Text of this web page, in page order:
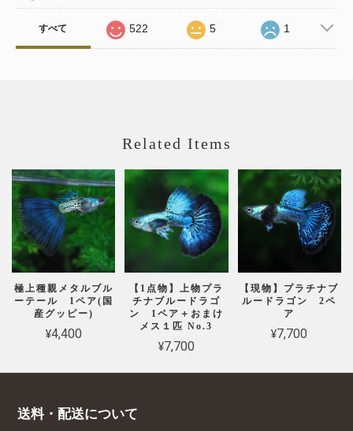
すべて 522 5 1
Related Items
極上種親メタルブル
ーテール 1ペア(国
産グッピー)
¥4,400
【1点物】上物プラ
チナブルードラゴ
ン 1ペア＋おまけ
メス１匹 No.3
¥7,700
【現物】プラチナブ
ルードラゴン 2ペ
ア
¥7,700
送料・配送について